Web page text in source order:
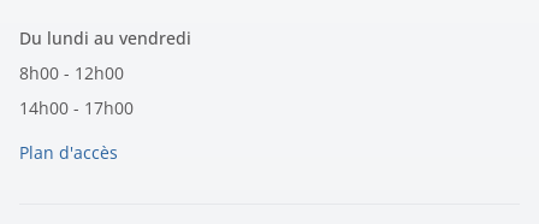
Du lundi au vendredi
8h00 - 12h00
14h00 - 17h00
Plan d'accès